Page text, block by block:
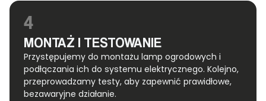
4
MONTAŻ I TESTOWANIE
Przystępujemy do montażu lamp ogrodowych i
podłączania ich do systemu elektrycznego. Kolejno,
przeprowadzamy testy, aby zapewnić prawidłowe,
bezawaryjne działanie.